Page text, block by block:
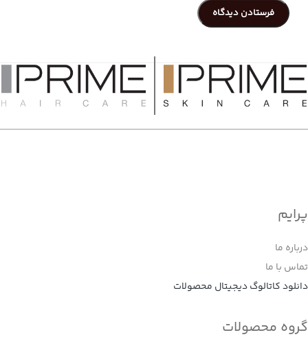
پرایم
درباره ما
تماس با ما
دانلود کاتالوگ دیجیتال محصولات
گروه محصولات